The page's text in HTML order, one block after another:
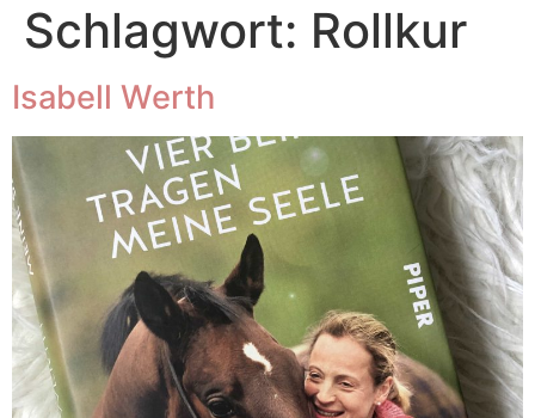
Schlagwort: Rollkur
Isabell Werth